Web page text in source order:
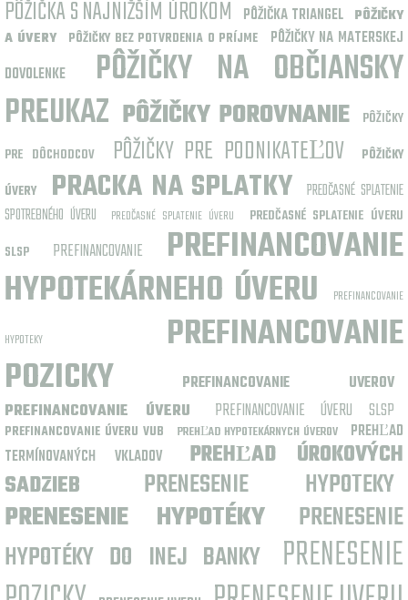
PÔŽIČKA S NAJNIŽŠÍM ÚROKOM PÔŽIČKA TRIANGEL PÔŽIČKY
A ÚVERY
PÔŽIČKY BEZ POTVRDENIA O PRÍJME
PÔŽIČKY NA MATERSKEJ
DOVOLENKE
PÔŽIČKY NA OBČIANSKY
PREUKAZ PÔŽIČKY POROVNANIE
PÔŽIČKY
PRE DÔCHODCOV
PÔŽIČKY PRE PODNIKATEĽOV
PÔŽIČKY
ÚVERY
PRACKA NA SPLATKY
PREDČASNÉ SPLATENIE
SPOTREBNÉHO ÚVERU
PREDČASNÉ SPLATENIE ÚVERU
PREDČASNÉ SPLATENIE ÚVERU
SLSP
PREFINANCOVANIE
PREFINANCOVANIE
HYPOTEKÁRNEHO ÚVERU
PREFINANCOVANIE
HYPOTEKY
PREFINANCOVANIE
POZICKY
PREFINANCOVANIE UVEROV
PREFINANCOVANIE ÚVERU
PREFINANCOVANIE ÚVERU SLSP
PREFINANCOVANIE ÚVERU VUB PREHĽAD HYPOTEKÁRNYCH ÚVEROV
PREHĽAD
TERMÍNOVANÝCH VKLADOV
PREHĽAD ÚROKOVÝCH
SADZIEB
PRENESENIE HYPOTEKY
PRENESENIE HYPOTÉKY
PRENESENIE
HYPOTÉKY DO INEJ BANKY
PRENESENIE